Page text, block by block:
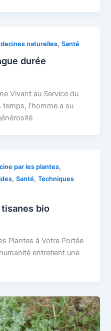
naturelles,Santé
durée
Vivant au Service du
temps, l’homme a su
par les plantes,
,Santé,Techniques
bio
Plantes à Votre Portée
entretient une